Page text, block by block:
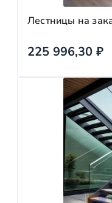
Лестницы на
225 996,30 ₽